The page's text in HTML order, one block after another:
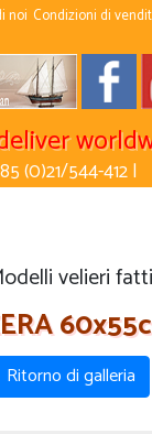
noi Condizioni di
(0)21/544-412 |
velieri fatti
Ritorno di galleria